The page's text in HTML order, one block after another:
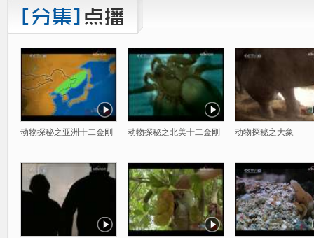
动物探秘之亚洲十二金刚 动物探秘之北美十二金刚 动物探秘之大象